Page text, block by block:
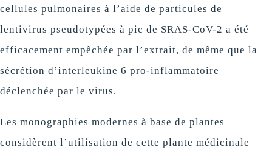
cellules pulmonaires à l’aide de particules de
lentivirus pseudotypées à pic de SRAS-CoV-2 a été
efficacement empêchée par l’extrait, de même que la
sécrétion d’interleukine 6 pro-inflammatoire
déclenchée par le virus.
Les monographies modernes à base de plantes
considèrent l’utilisation de cette plante médicinale